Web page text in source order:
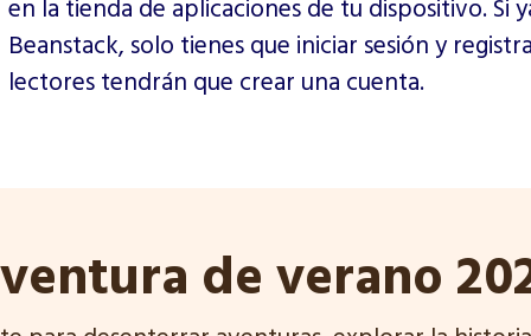
Beanstack, solo tienes que iniciar sesión y
lectores tendrán que crear una cuenta.
de verano